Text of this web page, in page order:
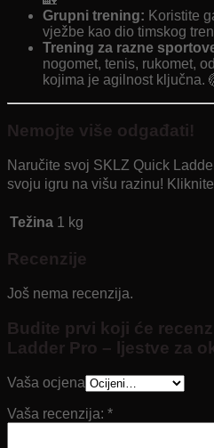
Grupni trening: Koristite
vježbe kao dio timskog
Trening za razne
nogomet, tenis, rukomet,
kojima je agilnost ključna.
Nemojte više odgađati!
Naručite svoj SKLZ Quick
svoju igru ​​na višu razinu!
Težina 1 kg
Recenzije
Još nema recenzija.
Budite prvi koji će
Ladder Pro – ljestve za
Vaša ocjena
Vaša recenzija: *